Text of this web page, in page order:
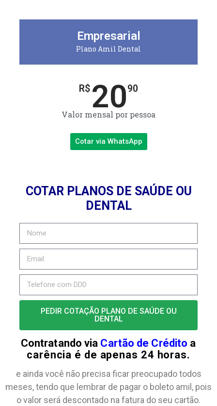
Empresarial
Plano Amil Dental
R$ 2090
Valor mensal por pessoa
Cotar via WhatsApp
COTAR PLANOS DE SAÚDE OU
DENTAL
PEDIR COTAÇÃO PLANO DE SAÚDE OU
DENTAL
Contratando via Cartão de Crédito a
carência é de apenas 24 horas.
e ainda você não precisa ficar preocupado todos
meses, tendo que lembrar de pagar o boleto amil, pois
o valor será descontado na fatura do seu cartão.